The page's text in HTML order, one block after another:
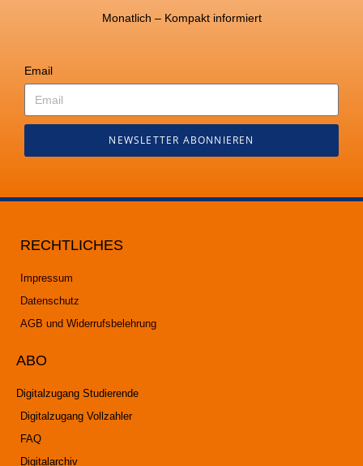
Monatlich – Kompakt informiert
Email
NEWSLETTER ABONNIEREN
RECHTLICHES
Impressum
Datenschutz
AGB und Widerrufsbelehrung
ABO
Digitalzugang Studierende
Digitalzugang Vollzahler
FAQ
Digitalarchiv